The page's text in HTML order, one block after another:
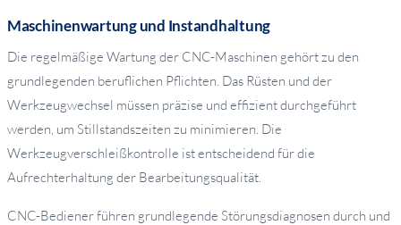
Maschinenwartung und Instandhaltung
Die regelmäßige Wartung der CNC-Maschinen gehört zu den
grundlegenden beruflichen Pflichten. Das Rüsten und der
Werkzeugwechsel müssen präzise und effizient durchgeführt
werden, um Stillstandszeiten zu minimieren. Die
Werkzeugverschleißkontrolle ist entscheidend für die
Aufrechterhaltung der Bearbeitungsqualität.
CNC-Bediener führen grundlegende Störungsdiagnosen durch und